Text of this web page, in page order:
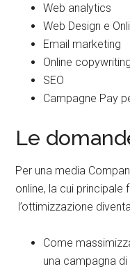
Web analytics
Web Design e
Email marketing
Online copywriting
SEO
Campagne Pay
Le
Per una media
online, la cui principale
l’ottimizzazione
Come
una campagna